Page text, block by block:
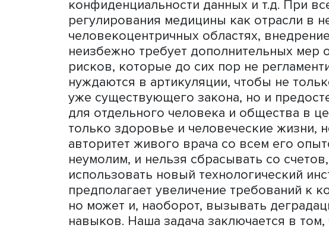
Медицина — одна из тех областей,
высока. Ее технологизация
пациентов, но и для врачей,
инструментов, используемых как
для принятия некоторых сложных
технология способна не только
обеспечить более высокий
лечебных процедур, но и
с умышленной или неумышленной
нераспределенной
конфиденциальности данных и т.д.
регулирования медицины как
человекоцентричных областях,